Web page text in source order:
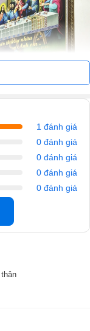
loa cao
rung và giữ loa
giúp âm thanh
lượng âm thanh
1 đánh giá
0 đánh giá
0 đánh giá
0 đánh giá
0 đánh giá